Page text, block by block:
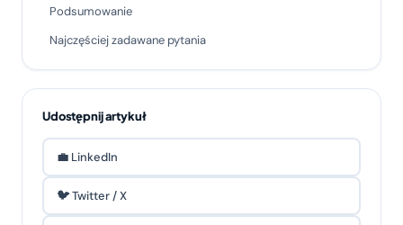
Podsumowanie
Najczęściej zadawane pytania
Udostępnij artykuł
💼 LinkedIn
🐦 Twitter / X